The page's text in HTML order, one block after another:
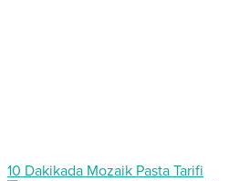
10 Dakikada Mozaik Pasta Tarifi